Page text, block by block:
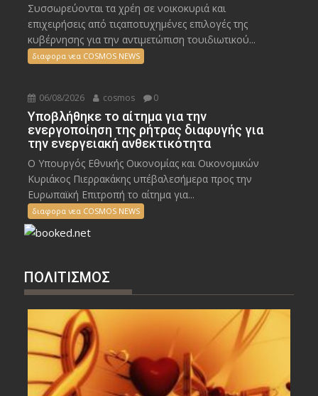
Συσσωρεύονται τα χρέη σε νοικοκυριά και
επιχειρήσεις από τιςαποτυχημένες επιλογές της
κυβέρνησης για την αντιμετώπιση τουιδιωτικού...
διαφορα νεα COSMOS NEWS
06/08/2026 cosmos 0
Υποβλήθηκε το αίτημα για την
ενεργοποίηση της ρήτρας διαφυγής για
την ενεργειακή ανθεκτικότητα
Ο Υπουργός Εθνικής Οικονομίας και Οικονομικών
Κυριάκος Πιερρακάκης υπέβαλεσήμερα προς την
Ευρωπαϊκή Επιτροπή το αίτημα για...
διαφορα νεα COSMOS NEWS
ΠΟΛΙΤΙΣΜΟΣ